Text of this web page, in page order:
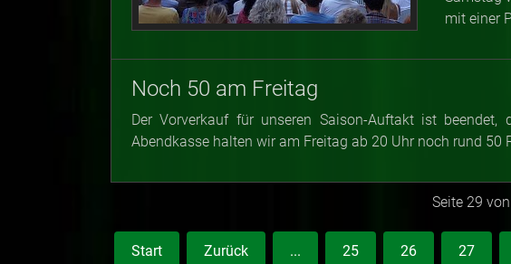
mit einer
Noch 50 am Freitag
Der Vorverkauf für unseren Saison-Auftakt ist
Abendkasse halten wir am Freitag ab 20 Uhr noch rund 50
Seite 29
Start Zurück ... 25 26 27